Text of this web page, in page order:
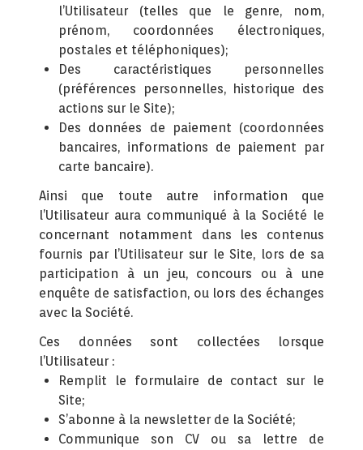
l’Utilisateur (telles que le genre, nom,
prénom, coordonnées électroniques,
postales et téléphoniques);
Des caractéristiques personnelles
(préférences personnelles, historique des
actions sur le Site);
Des données de paiement (coordonnées
bancaires, informations de paiement par
carte bancaire).
Ainsi que toute autre information que
l’Utilisateur aura communiqué à la Société le
concernant notamment dans les contenus
fournis par l’Utilisateur sur le Site, lors de sa
participation à un jeu, concours ou à une
enquête de satisfaction, ou lors des échanges
avec la Société.
Ces données sont collectées lorsque
l’Utilisateur :
Remplit le formulaire de contact sur le
Site;
S’abonne à la newsletter de la Société;
Communique son CV ou sa lettre de